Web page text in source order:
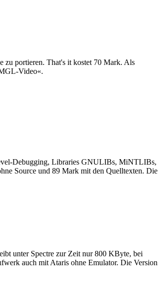
zu portieren. That's it kostet 70 Mark. Als
Video«.
Debugging, Libraries GNULIBs, MiNTLIBs,
Source und 89 Mark mit den Quelltexten. Die
unter Spectre zur Zeit nur 800 KByte, bei
auch mit Ataris ohne Emulator. Die Version